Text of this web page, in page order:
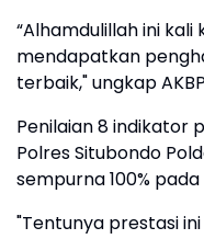
“Alhamdulillah ini kali
mendapatkan
terbaik," ungkap
Penilaian 8 indikator
Polres Situbondo
sempurna 100%
"Tentunya prestasi